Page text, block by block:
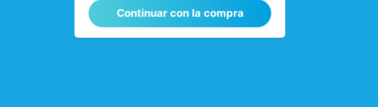
Continuar con la compra